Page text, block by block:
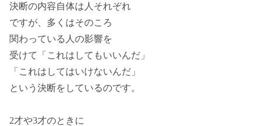
決断の内容自体は人それぞれ
ですが、多くはそのころ
関わっている人の影響を
受けて「これはしてもいいんだ」
「これはしてはいけないんだ」
という決断をしているのです。
2才や3才のときに